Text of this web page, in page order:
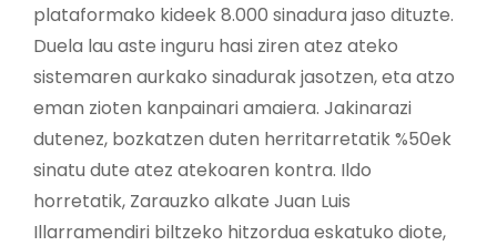
plataformako kideek 8.000 sinadura jaso dituzte.
Duela lau aste inguru hasi ziren atez ateko
sistemaren aurkako sinadurak jasotzen, eta atzo
eman zioten kanpainari amaiera. Jakinarazi
dutenez, bozkatzen duten herritarretatik %50ek
sinatu dute atez atekoaren kontra. Ildo
horretatik, Zarauzko alkate Juan Luis
Illarramendiri biltzeko hitzordua eskatuko diote,